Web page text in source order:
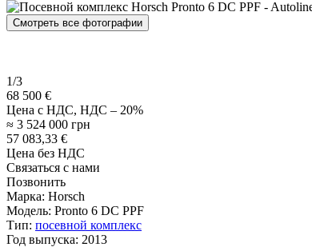
Смотреть все фотографии
1/3
68 500 €
Цена с НДС, НДС – 20%
≈ 3 524 000 грн
57 083,33 €
Цена без НДС
Связаться с нами
Позвонить
Марка: Horsch
Модель: Pronto 6 DC PPF
Тип: посевной комплекс
Год выпуска: 2013